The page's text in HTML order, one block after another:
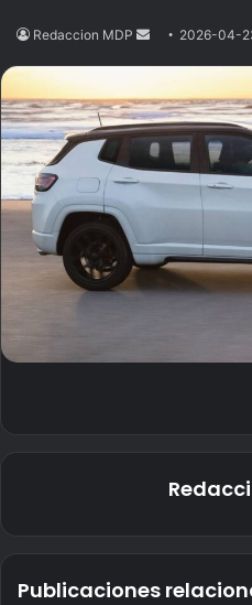
Redaccion MDP
Send2026-04-
Publicaciones